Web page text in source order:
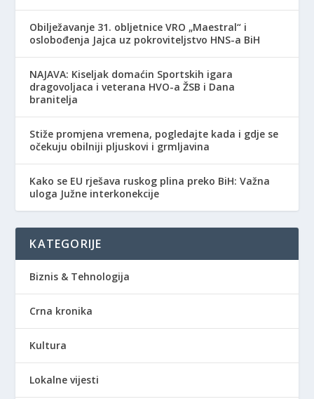
Obilježavanje 31. obljetnice VRO „Maestral“ i
oslobođenja Jajca uz pokroviteljstvo HNS-a BiH
NAJAVA: Kiseljak domaćin Sportskih igara
dragovoljaca i veterana HVO-a ŽSB i Dana
branitelja
Stiže promjena vremena, pogledajte kada i gdje se
očekuju obilniji pljuskovi i grmljavina
Kako se EU rješava ruskog plina preko BiH: Važna
uloga Južne interkonekcije
KATEGORIJE
Biznis & Tehnologija
Crna kronika
Kultura
Lokalne vijesti